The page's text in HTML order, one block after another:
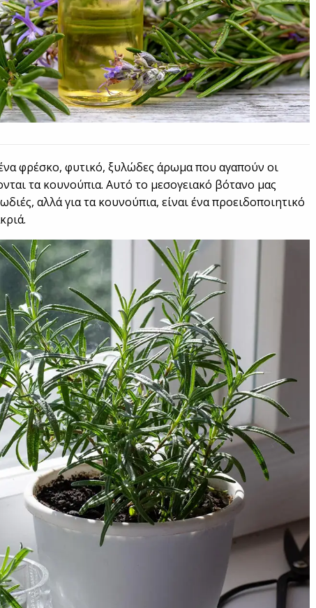
φρέσκο, φυτικό, ξυλώδες άρωμα που αγαπούν οι
τα κουνούπια. Αυτό το μεσογειακό βότανο μας
αλλά για τα κουνούπια, είναι ένα προειδοποιητικό